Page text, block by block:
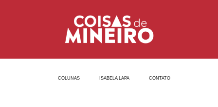
COLUNAS ISABELA LAPA CONTATO